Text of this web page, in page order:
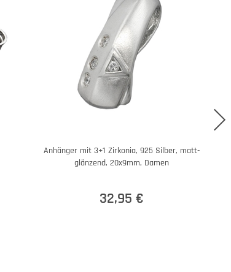
Anhänger mit 3+1 Zirkonia, 925 Silber, matt-
glänzend, 20x9mm, Damen
32,95 €